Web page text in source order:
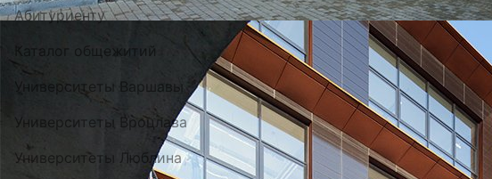
Абитуриенту
Каталог общежитий
Университеты Варшавы
Университеты Вроцлава
Университеты Люблина